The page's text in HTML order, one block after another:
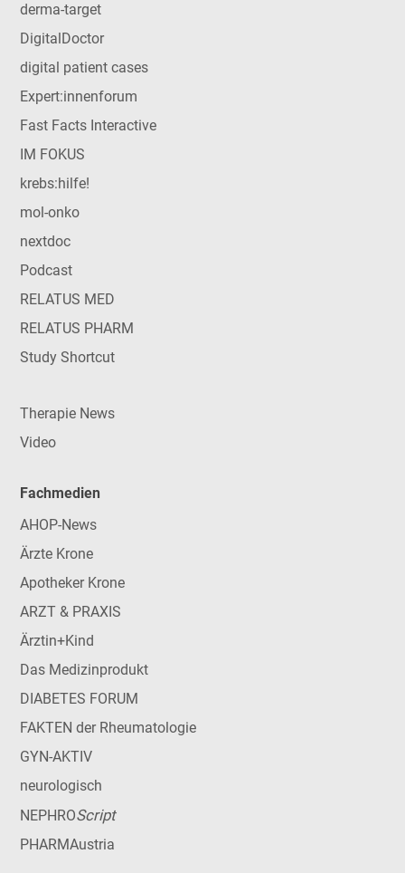
derma-target
DigitalDoctor
digital patient cases
Expert:innenforum
Fast Facts Interactive
IM FOKUS
krebs:hilfe!
mol-onko
nextdoc
Podcast
RELATUS MED
RELATUS PHARM
Study Shortcut
Therapie News
Video
Fachmedien
AHOP-News
Ärzte Krone
Apotheker Krone
ARZT & PRAXIS
Ärztin+Kind
Das Medizinprodukt
DIABETES FORUM
FAKTEN der Rheumatologie
GYN-AKTIV
neurologisch
NEPHROScript
PHARMAustria